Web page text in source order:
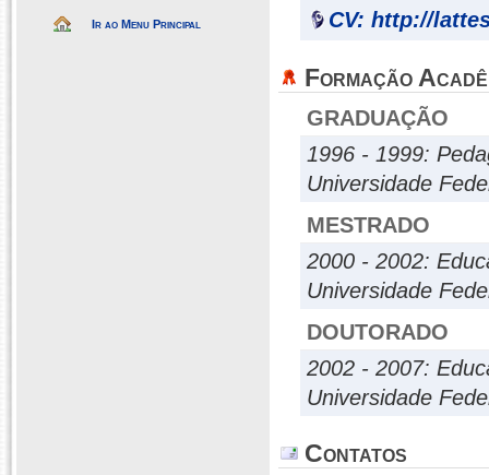
Ir ao Menu Principal
CV: http://
Formação
GRADUAÇÃO
1996 - 1999:
Universidade
MESTRADO
2000 - 2002:
Universidade
DOUTORADO
2002 - 2007:
Universidade
Contatos